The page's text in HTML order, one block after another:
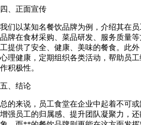
四、正面宣传
我们以某知名餐饮品牌为例，介绍其在
品牌在食材采购、菜品研发、服务质量
工提供了安全、健康、美味的餐食。此
心理健康，定期组织各类活动，帮助员
作积极性。
五、结论
总的来说，员工食堂在企业中起着不可
增强员工的归属感、提升团队凝聚力，